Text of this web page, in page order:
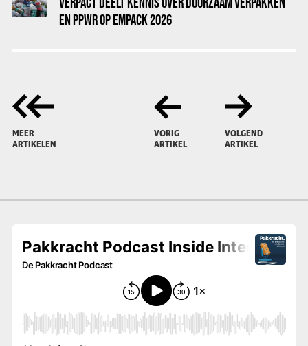
EN PPWR OP EMPACK 2026
MEER
ARTIKELEN
VORIG
ARTIKEL
VOLGEND
ARTIKEL